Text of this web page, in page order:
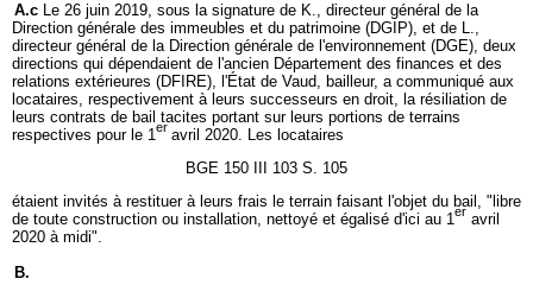
A.c Le 26 juin 2019, sous la signature de K., directeur général de la
Direction générale des immeubles et du patrimoine (DGIP), et de L.,
directeur général de la Direction générale de l'environnement (DGE), deux
directions qui dépendaient de l'ancien Département des finances et des
relations extérieures (DFIRE), l'État de Vaud, bailleur, a communiqué aux
locataires, respectivement à leurs successeurs en droit, la résiliation de
leurs contrats de bail tacites portant sur leurs portions de terrains
respectives pour le 1eravril 2020. Les locataires
BGE 150 III 103 S. 105
étaient invités à restituer à leurs frais le terrain faisant l'objet du bail, "libre
de toute construction ou installation, nettoyé et égalisé d'ici au 1er avril
2020 à midi".
B.